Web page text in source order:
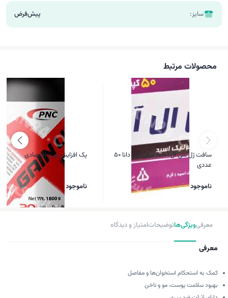
سایز: پیش‌فرض
محصولات مرتبط
سافت ژل سی ال آ 1000 میلی گرم دانا 50
عددی
ناموجود
پک افزایش وزن اقتصادی
ناموجود
معرفیویژگی‌هاتوضیحاتامتیاز و دیدگاه
معرفی
کمک به استحکام استخوان‌ها و مفاصل
بهبود سلامت پوست، مو و ناخن